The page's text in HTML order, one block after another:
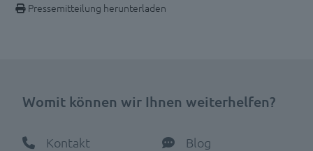
Pressemitteilung herunterladen
Womit können wir Ihnen weiterhelfen?
Kontakt Blog